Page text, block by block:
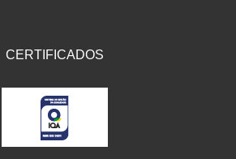
CERTIFICADOS